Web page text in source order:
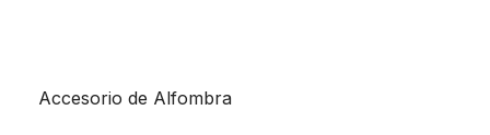
Accesorio de Alfombra